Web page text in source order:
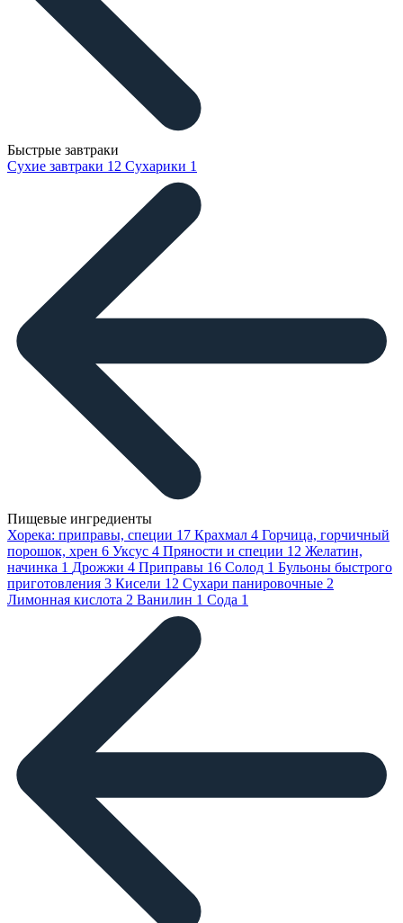
Быстрые завтраки
Сухие завтраки 12 Сухарики 1
Пищевые ингредиенты
Хорека: приправы, специи 17 Крахмал 4 Горчица, горчичный
порошок, хрен 6 Уксус 4 Пряности и специи 12 Желатин,
начинка 1 Дрожжи 4 Приправы 16 Солод 1 Бульоны быстрого
приготовления 3 Кисели 12 Сухари панировочные 2
Лимонная кислота 2 Ванилин 1 Сода 1